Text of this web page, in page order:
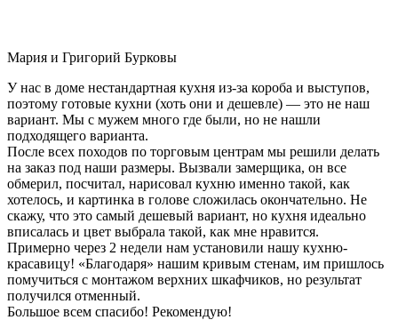
Мария и Григорий Бурковы
У нас в доме нестандартная кухня из-за короба и выступов,
поэтому готовые кухни (хоть они и дешевле) — это не наш
вариант. Мы с мужем много где были, но не нашли
подходящего варианта.
После всех походов по торговым центрам мы решили делать
на заказ под наши размеры. Вызвали замерщика, он все
обмерил, посчитал, нарисовал кухню именно такой, как
хотелось, и картинка в голове сложилась окончательно. Не
скажу, что это самый дешевый вариант, но кухня идеально
вписалась и цвет выбрала такой, как мне нравится.
Примерно через 2 недели нам установили нашу кухню-
красавицу! «Благодаря» нашим кривым стенам, им пришлось
помучиться с монтажом верхних шкафчиков, но результат
получился отменный.
Большое всем спасибо! Рекомендую!